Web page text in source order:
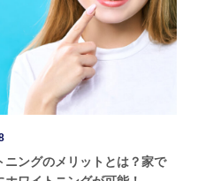
ニングのメリットとは？家で